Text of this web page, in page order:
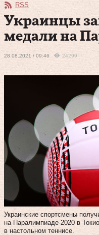
RSS
Украинцы
медали на
28.08.2021 / 09:46 24299
Украинские спортсмены
на Паралимпиаде-2020 в
в настольном теннисе.